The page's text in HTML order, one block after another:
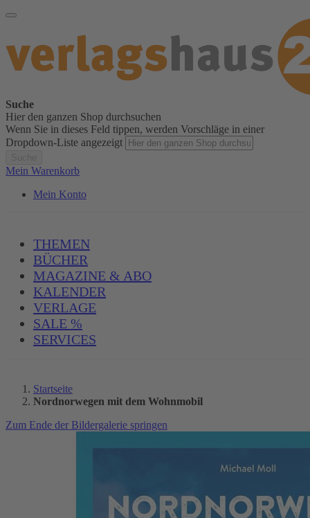
Suche
Hier den ganzen Shop durchsuchen
Wenn Sie in dieses Feld tippen, werden Vorschläge in einer
Dropdown-Liste angezeigt
Mein Warenkorb
Mein Konto
THEMEN
BÜCHER
MAGAZINE & ABO
KALENDER
VERLAGE
SALE %
SERVICES
Startseite
Nordnorwegen mit dem Wohnmobil
Zum Ende der Bildergalerie springen